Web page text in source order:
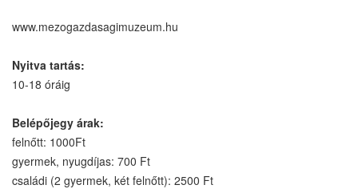
www.mezogazdasagimuzeum.hu
Nyitva tartás:
10-18 óráig
Belépőjegy árak:
felnőtt: 1000Ft
gyermek, nyugdíjas: 700 Ft
családi (2 gyermek, két felnőtt): 2500 Ft